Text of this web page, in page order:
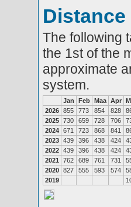
The following
the 1st of the
approximate
system.
Jan Feb Maa Apr
2026 855 773 854 828
2025 730 659 728 706
2024 671 723 868 841
2023 439 396 438 424
2022 439 396 438 424
2021
762 689 761 731
2020 827 555 593 574
2019